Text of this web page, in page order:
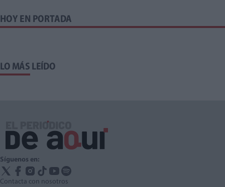
HOY EN PORTADA
LO MÁS LEÍDO
Síguenos en:
Contacta con nosotros